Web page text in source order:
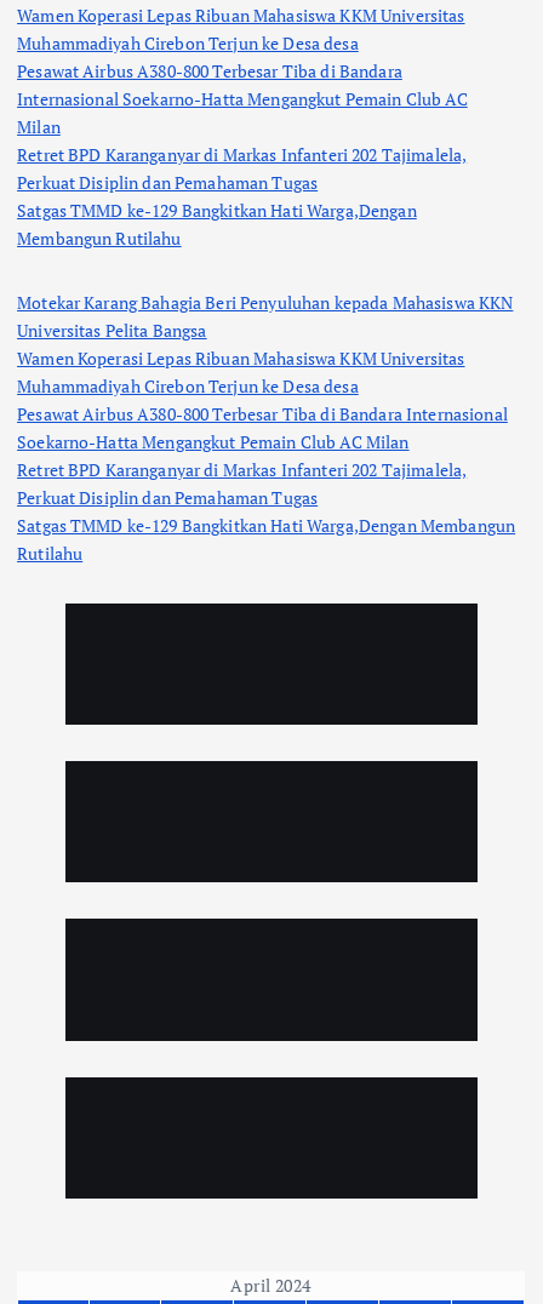
Wamen Koperasi Lepas Ribuan Mahasiswa KKM Universitas
Muhammadiyah Cirebon Terjun ke Desa desa
Pesawat Airbus A380-800 Terbesar Tiba di Bandara
Internasional Soekarno-Hatta Mengangkut Pemain Club AC
Milan
Retret BPD Karanganyar di Markas Infanteri 202 Tajimalela,
Perkuat Disiplin dan Pemahaman Tugas
Satgas TMMD ke-129 Bangkitkan Hati Warga,Dengan
Membangun Rutilahu
Motekar Karang Bahagia Beri Penyuluhan kepada Mahasiswa KKN
Universitas Pelita Bangsa
Wamen Koperasi Lepas Ribuan Mahasiswa KKM Universitas
Muhammadiyah Cirebon Terjun ke Desa desa
Pesawat Airbus A380-800 Terbesar Tiba di Bandara Internasional
Soekarno-Hatta Mengangkut Pemain Club AC Milan
Retret BPD Karanganyar di Markas Infanteri 202 Tajimalela,
Perkuat Disiplin dan Pemahaman Tugas
Satgas TMMD ke-129 Bangkitkan Hati Warga,Dengan Membangun
Rutilahu
April 2024